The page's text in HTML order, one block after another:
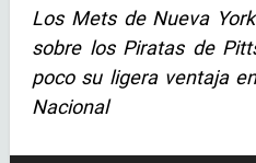
Los Mets de Nueva
sobre los Piratas de
poco su ligera ventaja
Nacional